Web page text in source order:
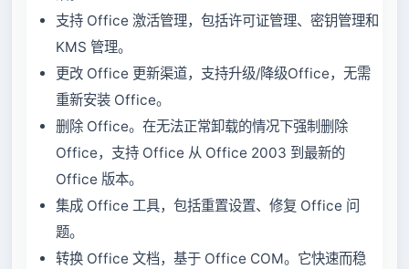
支持 Office 激活管理，包括许可证管理、密钥管理和
KMS 管理。
更改 Office 更新渠道，支持升级/降级Office，无需
重新安装 Office。
删除 Office。在无法正常卸载的情况下强制删除
Office，支持 Office 从 Office 2003 到最新的
Office 版本。
集成 Office 工具，包括重置设置、修复 Office 问
题。
转换 Office 文档，基于 Office COM。它快速而稳